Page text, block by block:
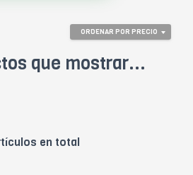
ORDENAR POR PRECIO
que mostrar...
en total